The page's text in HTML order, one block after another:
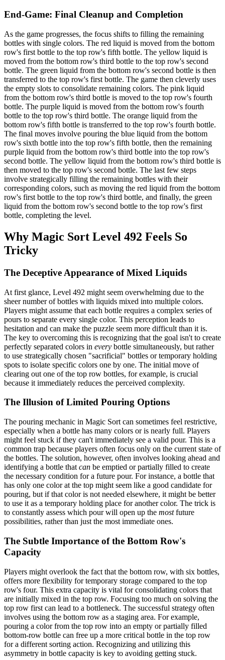
End-Game: Final Cleanup and Completion
As the game progresses, the focus shifts to filling the remaining
bottles with single colors. The red liquid is moved from the bottom
row's first bottle to the top row's fifth bottle. The yellow liquid is
moved from the bottom row's third bottle to the top row's second
bottle. The green liquid from the bottom row's second bottle is then
transferred to the top row's first bottle. The game then cleverly uses
the empty slots to consolidate remaining colors. The pink liquid
from the bottom row's third bottle is moved to the top row's fourth
bottle. The purple liquid is moved from the bottom row's fourth
bottle to the top row's third bottle. The orange liquid from the
bottom row's fifth bottle is transferred to the top row's fourth bottle.
The final moves involve pouring the blue liquid from the bottom
row's sixth bottle into the top row's fifth bottle, then the remaining
purple liquid from the bottom row's third bottle into the top row's
second bottle. The yellow liquid from the bottom row's third bottle is
then moved to the top row's second bottle. The last few steps
involve strategically filling the remaining bottles with their
corresponding colors, such as moving the red liquid from the bottom
row's first bottle to the top row's third bottle, and finally, the green
liquid from the bottom row's second bottle to the top row's first
bottle, completing the level.
Why Magic Sort Level 492 Feels So
Tricky
The Deceptive Appearance of Mixed Liquids
At first glance, Level 492 might seem overwhelming due to the
sheer number of bottles with liquids mixed into multiple colors.
Players might assume that each bottle requires a complex series of
pours to separate every single color. This perception leads to
hesitation and can make the puzzle seem more difficult than it is.
The key to overcoming this is recognizing that the goal isn't to create
perfectly separated colors in every bottle simultaneously, but rather
to use strategically chosen "sacrificial" bottles or temporary holding
spots to isolate specific colors one by one. The initial move of
clearing out one of the top row bottles, for example, is crucial
because it immediately reduces the perceived complexity.
The Illusion of Limited Pouring Options
The pouring mechanic in Magic Sort can sometimes feel restrictive,
especially when a bottle has many colors or is nearly full. Players
might feel stuck if they can't immediately see a valid pour. This is a
common trap because players often focus only on the current state of
the bottles. The solution, however, often involves looking ahead and
identifying a bottle that can be emptied or partially filled to create
the necessary condition for a future pour. For instance, a bottle that
has only one color at the top might seem like a good candidate for
pouring, but if that color is not needed elsewhere, it might be better
to use it as a temporary holding place for another color. The trick is
to constantly assess which pour will open up the mostfuture
possibilities, rather than just the most immediate ones.
The Subtle Importance of the Bottom Row's
Capacity
Players might overlook the fact that the bottom row, with six bottles,
offers more flexibility for temporary storage compared to the top
row's four. This extra capacity is vital for consolidating colors that
are initially mixed in the top row. Focusing too much on solving the
top row first can lead to a bottleneck. The successful strategy often
involves using the bottom row as a staging area. For example,
pouring a color from the top row into an empty or partially filled
bottom-row bottle can free up a more critical bottle in the top row
for a different sorting action. Recognizing and utilizing this
asymmetry in bottle capacity is key to avoiding getting stuck.